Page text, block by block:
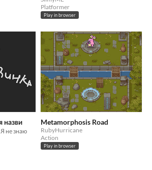
Platformer
Play in browser
назви
не знаю
Metamorphosis Road
RubyHurricane
Action
Play in browser